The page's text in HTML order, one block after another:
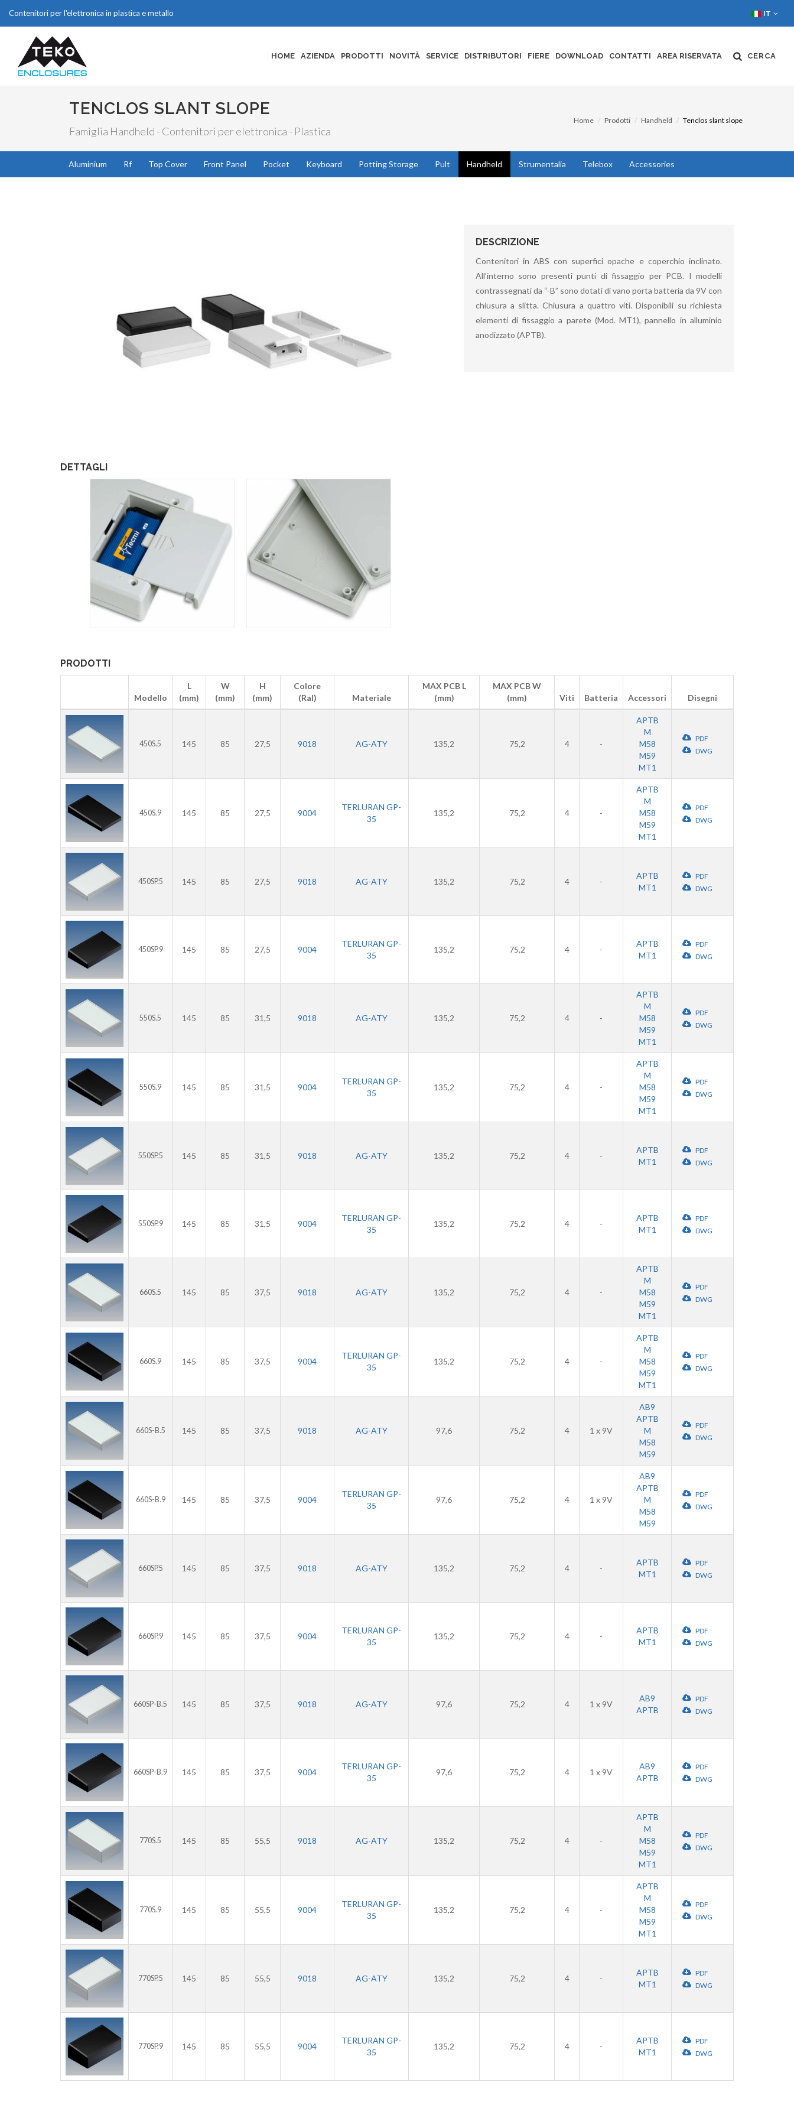
Contenitori per l'elettronica in plastica e metallo IT
HOME AZIENDA PRODOTTI NOVITÀ SERVICE DISTRIBUTORI FIERE DOWNLOAD CONTATTI AREA RISERVATA CERCA
TENCLOS SLANT SLOPE
Famiglia Handheld - Contenitori per elettronica - Plastica
Home Prodotti Handheld Tenclos slant slope
Aluminium Rf Top Cover Front Panel Pocket Keyboard Potting Storage Pult Handheld Strumentalia Telebox Accessories
DESCRIZIONE
Contenitori in ABS con superfici opache e coperchio inclinato.
All’interno sono presenti punti di fissaggio per PCB. I modelli
contrassegnati da “-B” sono dotati di vano porta batteria da 9V con
chiusura a slitta. Chiusura a quattro viti. Disponibili su richiesta
elementi di fissaggio a parete (Mod. MT1), pannello in alluminio
anodizzato (APTB).
DETTAGLI
PRODOTTI
Modello
L
(mm)
W
(mm)
H
(mm)
Colore
(Ral)
Materiale
MAX PCB L
(mm)
MAX PCB W
(mm)
Viti Batteria Accessori Disegni
450S.5 145 85 27,5 9018 AG-ATY 135,2 75,2 4 -
APTB
M
M58
M59
MT1
PDF
DWG
450S.9 145 85 27,5 9004
TERLURAN GP-
35
135,2 75,2 4 -
APTB
M
M58
M59
MT1
PDF
DWG
450SP.5 145 85 27,5 9018 AG-ATY 135,2 75,2 4 -
APTB
MT1
PDF
DWG
450SP.9 145 85 27,5 9004
TERLURAN GP-
35
135,2 75,2 4 -
APTB
MT1
PDF
DWG
550S.5 145 85 31,5 9018 AG-ATY 135,2 75,2 4 -
APTB
M
M58
M59
MT1
PDF
DWG
550S.9 145 85 31,5 9004
TERLURAN GP-
35
135,2 75,2 4 -
APTB
M
M58
M59
MT1
PDF
DWG
550SP.5 145 85 31,5 9018 AG-ATY 135,2 75,2 4 -
APTB
MT1
PDF
DWG
550SP.9 145 85 31,5 9004
TERLURAN GP-
35
135,2 75,2 4 -
APTB
MT1
PDF
DWG
660S.5 145 85 37,5 9018 AG-ATY 135,2 75,2 4 -
APTB
M
M58
M59
MT1
PDF
DWG
660S.9 145 85 37,5 9004
TERLURAN GP-
35
135,2 75,2 4 -
APTB
M
M58
M59
MT1
PDF
DWG
660S-B.5 145 85 37,5 9018 AG-ATY 97,6 75,2 4 1 x 9V
AB9
APTB
M
M58
M59
PDF
DWG
660S-B.9 145 85 37,5 9004
TERLURAN GP-
35
97,6 75,2 4 1 x 9V
AB9
APTB
M
M58
M59
PDF
DWG
660SP.5 145 85 37,5 9018 AG-ATY 135,2 75,2 4 -
APTB
MT1
PDF
DWG
660SP.9 145 85 37,5 9004
TERLURAN GP-
35
135,2 75,2 4 -
APTB
MT1
PDF
DWG
660SP-B.5 145 85 37,5 9018 AG-ATY 97,6 75,2 4 1 x 9V
AB9
APTB
PDF
DWG
660SP-B.9 145 85 37,5 9004
TERLURAN GP-
35
97,6 75,2 4 1 x 9V
AB9
APTB
PDF
DWG
770S.5 145 85 55,5 9018 AG-ATY 135,2 75,2 4 -
APTB
M
M58
M59
MT1
PDF
DWG
770S.9 145 85 55,5 9004
TERLURAN GP-
35
135,2 75,2 4 -
APTB
M
M58
M59
MT1
PDF
DWG
770SP.5 145 85 55,5 9018 AG-ATY 135,2 75,2 4 -
APTB
MT1
PDF
DWG
770SP.9 145 85 55,5 9004
TERLURAN GP-
35
135,2 75,2 4 -
APTB
MT1
PDF
DWG